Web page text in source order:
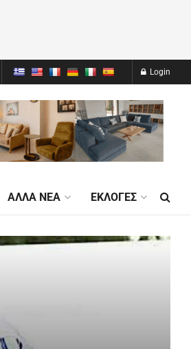
Login
ΆΛΛΑ ΝΈΑ ΕΚΛΟΓΈΣ